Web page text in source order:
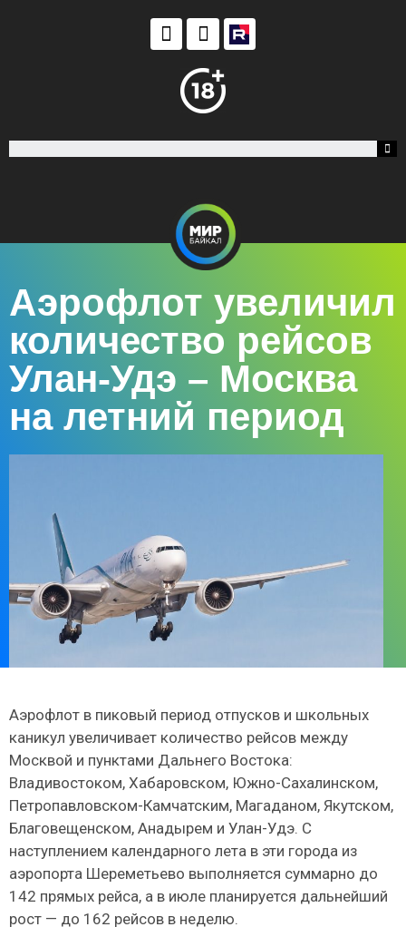
Аэрофлот увеличил
количество рейсов
Улан-Удэ – Москва
на летний период
Аэрофлот в пиковый период отпусков и школьных
каникул увеличивает количество рейсов между
Москвой и пунктами Дальнего Востока:
Владивостоком, Хабаровском, Южно-Сахалинском,
Петропавловском-Камчатским, Магаданом, Якутском,
Благовещенском, Анадырем и Улан-Удэ. С
наступлением календарного лета в эти города из
аэропорта Шереметьево выполняется суммарно до
142 прямых рейса, а в июле планируется дальнейший
рост — до 162 рейсов в неделю.